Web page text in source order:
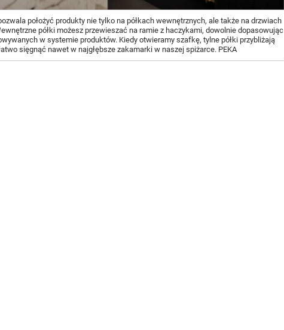
położyć produkty nie tylko na półkach wewnętrznych, ale także na drzwiach
półki możesz przewieszać na ramie z haczykami, dowolnie dopasowując
w systemie produktów. Kiedy otwieramy szafkę, tylne półki przybliżają
sięgnąć nawet w najgłębsze zakamarki w naszej spiżarce. PEKA